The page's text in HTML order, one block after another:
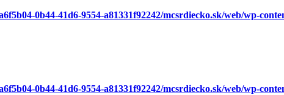
0b44-41d6-9554-a81331f92242/mcsrdiecko.sk/web/wp-
0b44-41d6-9554-a81331f92242/mcsrdiecko.sk/web/wp-